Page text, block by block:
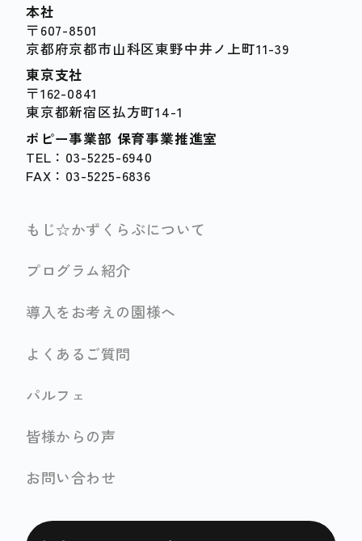
本社
〒607-8501
京都府京都市山科区東野中井ノ上町11-39
東京支社
〒162-0841
東京都新宿区払方町14-1
ポピー事業部 保育事業推進室
TEL：03-5225-6940
FAX：03-5225-6836
もじ☆かずくらぶについて
プログラム紹介
導入をお考えの園様へ
よくあるご質問
パルフェ
皆様からの声
お問い合わせ